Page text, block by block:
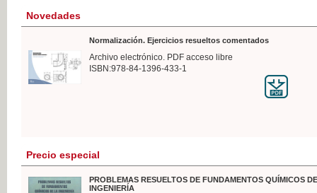
Novedades
Normalización. Ejercicios resueltos comentados
Archivo electrónico. PDF acceso libre
ISBN:978-84-1396-433-1
Precio especial
PROBLEMAS RESUELTOS DE FUNDAMENTOS QUÍMICOS
INGENIERÍA